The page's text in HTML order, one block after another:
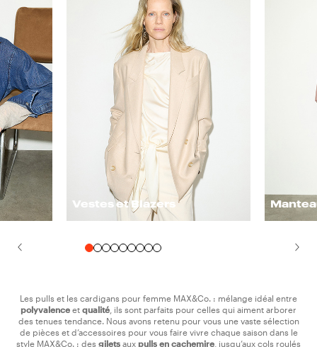
Vestes et Blazers
Les pulls et les cardigans pour femme MAX&Co. : mélange idéal entre
polyvalence et qualité , ils sont parfaits pour celles qui aiment arborer
des tenues tendance. Nous avons retenu pour vous une vaste sélection
de pièces et d’accessoires pour vous faire vivre chaque saison dans le
style MAX&Co. : des gilets aux pulls en cachemire , jusqu’aux cols roulés